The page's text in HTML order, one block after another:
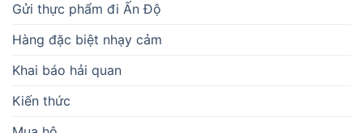
Gửi thực phẩm đi Ấn Độ
Hàng đặc biệt nhạy cảm
Khai báo hải quan
Kiến thức